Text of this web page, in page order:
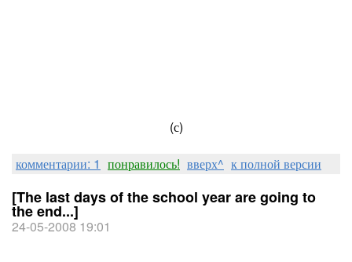
(с)
комментарии: 1 понравилось! вверх^ к полной версии
[The last days of the school year are going to
the end...]
24-05-2008 19:01